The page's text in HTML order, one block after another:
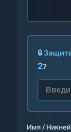
🔒
2?
Имя /